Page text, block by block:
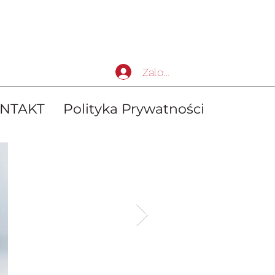
Polityka Prywatności
Zaloguj się